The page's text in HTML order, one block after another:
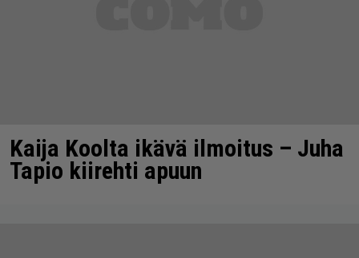
Kaija Koolta ikävä ilmoitus – Juha
Tapio kiirehti apuun